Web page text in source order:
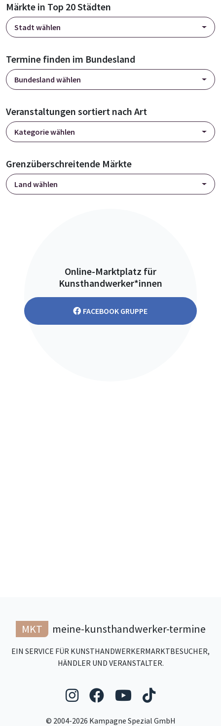
Märkte in Top 20 Städten
Stadt wählen
Termine finden im Bundesland
Bundesland wählen
Veranstaltungen sortiert nach Art
Kategorie wählen
Grenzüberschreitende Märkte
Land wählen
Online-Marktplatz für
Kunsthandwerker*innen
FACEBOOK GRUPPE
MKT meine-kunsthandwerker-termine
EIN SERVICE FÜR KUNSTHANDWERKERMARKTBESUCHER,
HÄNDLER UND VERANSTALTER.
Folgen Sie uns auf
Folgen Sie uns auf
Folgen Sie
Folgen
© 2004-2026 Kampagne Spezial GmbH